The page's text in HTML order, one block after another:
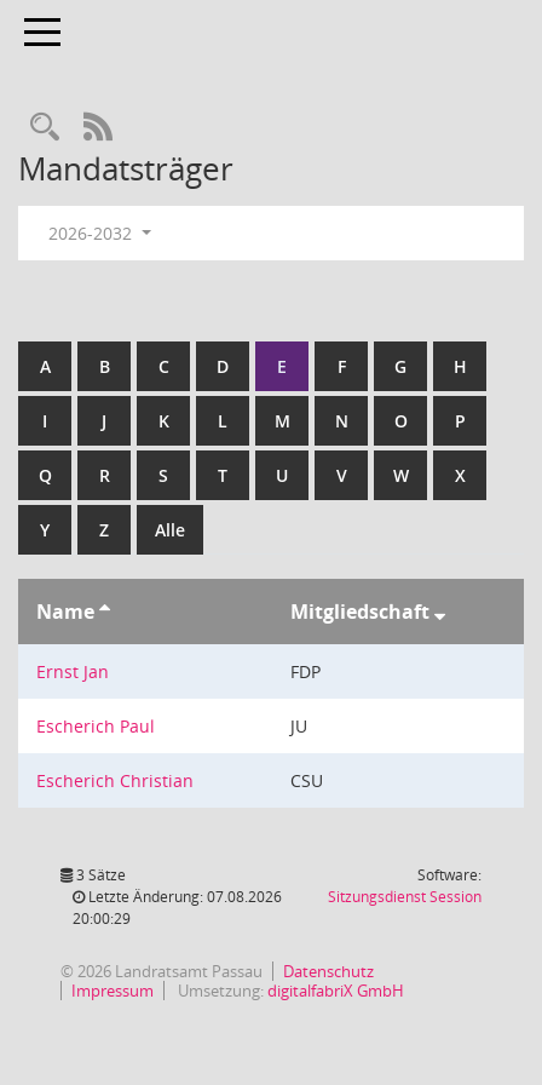
Toggle navigation
RSS-Feed
Mandatsträger
2026-2032
A B C D E F G H
I J K L M N O P
Q R S T U V W X
Y Z Alle
Name Mitgliedschaft
Ernst Jan FDP
Escherich Paul JU
Escherich Christian CSU
3 Sätze
Letzte Änderung: 07.08.2026
20:00:29
Software:
SitzungsdienstSession(Wird in
© 2026 Landratsamt Passau
Datenschutz
Impressum
Umsetzung:digitalfabriX GmbH